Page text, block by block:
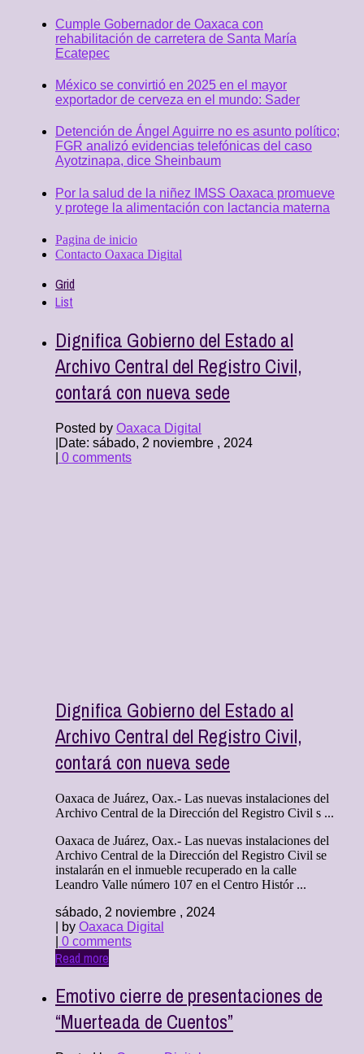
Cumple Gobernador de Oaxaca con
rehabilitación de carretera de Santa María
Ecatepec
México se convirtió en 2025 en el mayor
exportador de cerveza en el mundo: Sader
Detención de Ángel Aguirre no es asunto político;
FGR analizó evidencias telefónicas del caso
Ayotzinapa, dice Sheinbaum
Por la salud de la niñez IMSS Oaxaca promueve
y protege la alimentación con lactancia materna
Pagina de inicio
Contacto Oaxaca Digital
Grid
List
Dignifica Gobierno del Estado al
Archivo Central del Registro Civil,
contará con nueva sede
Posted by Oaxaca Digital
Date: sábado, 2 noviembre , 2024
0 comments
Dignifica Gobierno del Estado al
Archivo Central del Registro Civil,
contará con nueva sede
Oaxaca de Juárez, Oax.- Las nuevas instalaciones del
Archivo Central de la Dirección del Registro Civil s ...
Oaxaca de Juárez, Oax.- Las nuevas instalaciones del
Archivo Central de la Dirección del Registro Civil se
instalarán en el inmueble recuperado en la calle
Leandro Valle número 107 en el Centro Histór ...
sábado, 2 noviembre , 2024
| by Oaxaca Digital
0 comments
Read more
Emotivo cierre de presentaciones de
“Muerteada de Cuentos”